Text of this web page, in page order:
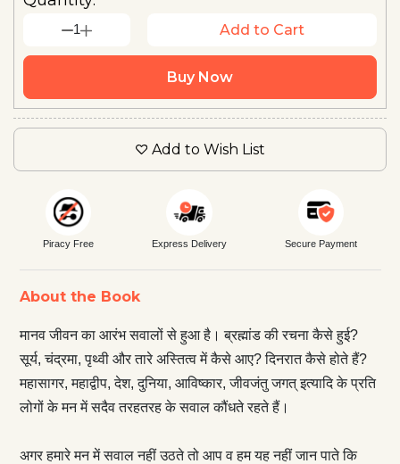
1 Add to Cart
Buy Now
Add to Wish List
Piracy Free Express Delivery Secure Payment
About the Book
मानव जीवन का आरंभ सवालों से हुआ है। ब्रह्मांड की रचना कैसे हुई?
सूर्य, चंद्रमा, पृथ्वी और तारे अस्तित्व में कैसे आए? दिनरात कैसे होते हैं?
महासागर, महाद्वीप, देश, दुनिया, आविष्कार, जीवजंतु जगत् इत्यादि के प्रति
लोगों के मन में सदैव तरहतरह के सवाल कौंधते रहते हैं।
अगर हमारे मन में सवाल नहीं उठते तो आप व हम यह नहीं जान पाते कि